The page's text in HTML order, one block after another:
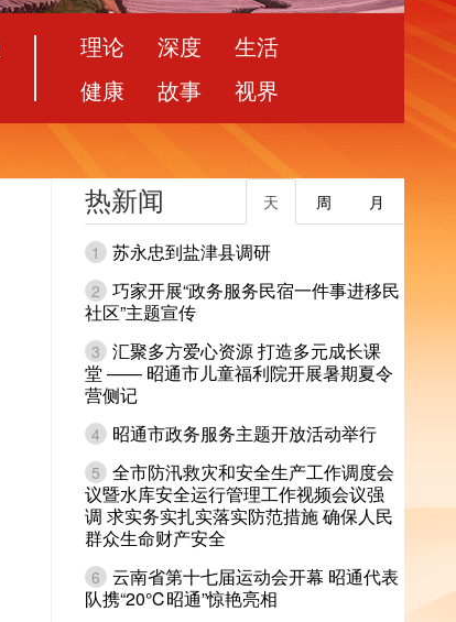
理论 深度
生活
健康
故事 视界
热新闻 月
周
天
1 苏永忠到盐津县调研
2 巧家开展“政务服务民宿一件事进移民
社区”主题宣传
3 汇聚多方爱心资源 打造多元成长课
堂 —— 昭通市儿童福利院开展暑期夏令
营侧记
4 昭通市政务服务主题开放活动举行
5 全市防汛救灾和安全生产工作调度会
议暨水库安全运行管理工作视频会议强
调 求实务实扎实落实防范措施 确保人民
群众生命财产安全
6 云南省第十七届运动会开幕 昭通代表
队携“20℃昭通”惊艳亮相